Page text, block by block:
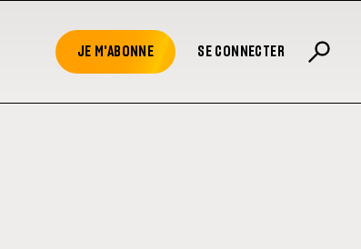
JE M'ABONNE SE CONNECTER